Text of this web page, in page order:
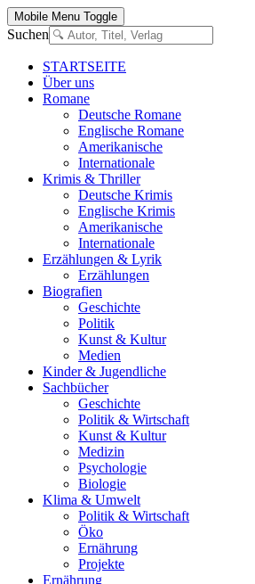
Mobile Menu Toggle
Suchen
STARTSEITE
Über uns
Romane
Deutsche Romane
Englische Romane
Amerikanische
Internationale
Krimis & Thriller
Deutsche Krimis
Englische Krimis
Amerikanische
Internationale
Erzählungen & Lyrik
Erzählungen
Biografien
Geschichte
Politik
Kunst & Kultur
Medien
Kinder & Jugendliche
Sachbücher
Geschichte
Politik & Wirtschaft
Kunst & Kultur
Medizin
Psychologie
Biologie
Klima & Umwelt
Politik & Wirtschaft
Öko
Ernährung
Projekte
Ernährung